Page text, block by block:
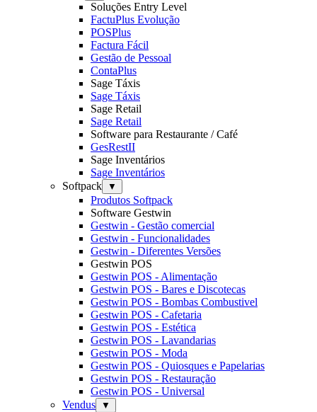
Soluções Entry Level
FactuPlus Evolução
POSPlus
Factura Fácil
Gestão de Pessoal
ContaPlus
Sage Táxis
Sage Táxis
Sage Retail
Sage Retail
Software para Restaurante / Café
GesRestII
Sage Inventários
Sage Inventários
Softpack
▼
Produtos Softpack
Software Gestwin
Gestwin - Gestão comercial
Gestwin - Funcionalidades
Gestwin - Diferentes Versões
Gestwin POS
Gestwin POS - Alimentação
Gestwin POS - Bares e Discotecas
Gestwin POS - Bombas Combustivel
Gestwin POS - Cafetaria
Gestwin POS - Estética
Gestwin POS - Lavandarias
Gestwin POS - Moda
Gestwin POS - Quiosques e Papelarias
Gestwin POS - Restauração
Gestwin POS - Universal
Vendus
▼